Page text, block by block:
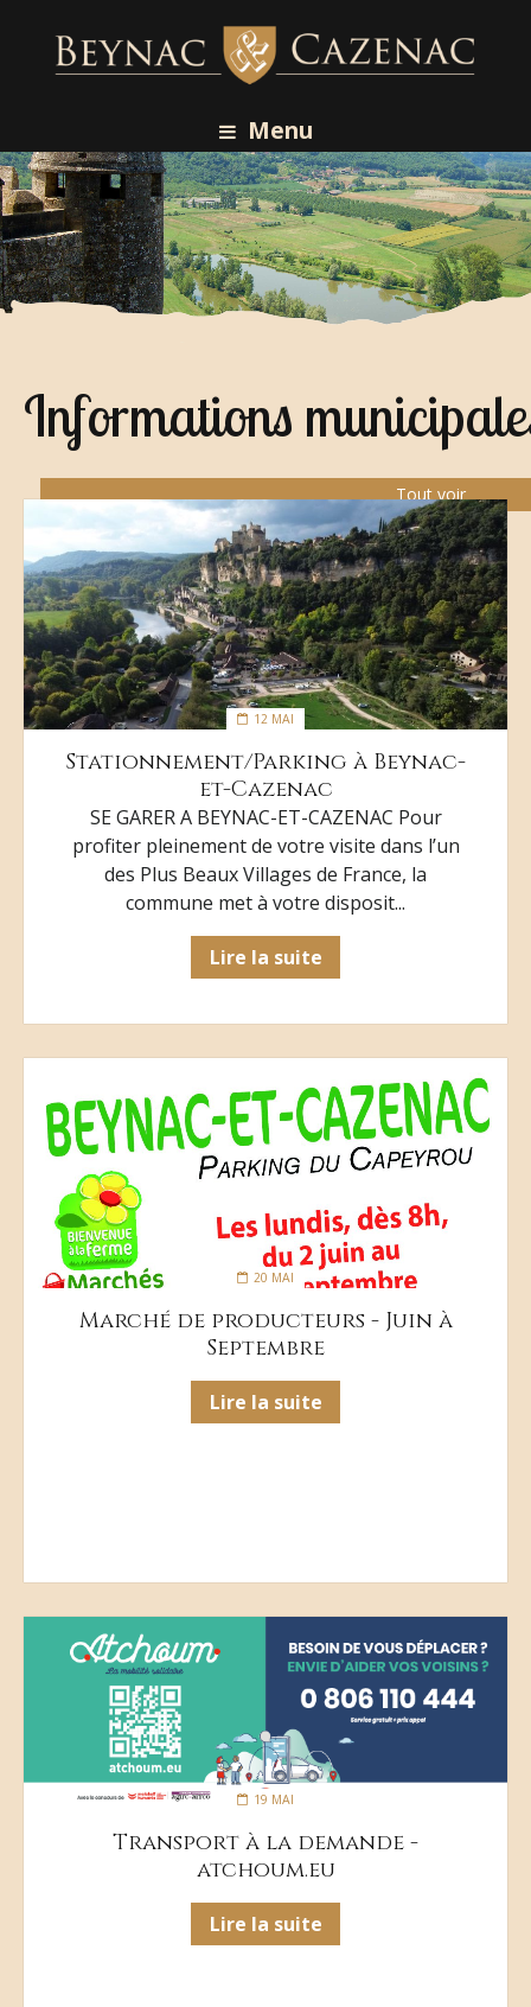
Menu
Informations
Tout voir
12 MAI
Stationnement/Parking à Beynac-
et-Cazenac
SE GARER A BEYNAC-ET-CAZENAC Pour
profiter pleinement de votre visite dans l’un
des Plus Beaux Villages de France, la
commune met à votre disposit...
Lire la suite
20 MAI
Marché de producteurs - Juin à
Septembre
Lire la suite
19 MAI
Transport à la demande -
atchoum.eu
Lire la suite